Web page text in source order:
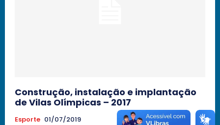
Construção, instalação e implantação
de Vilas Olímpicas – 2017
Esporte 01/07/2019